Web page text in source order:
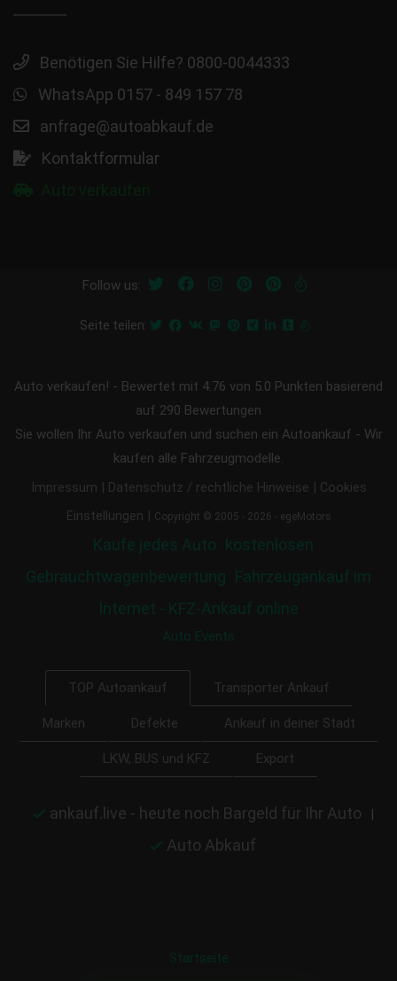
Benötigen Sie Hilfe? 0800-0044333
WhatsApp 0157 - 849 157 78
anfrage@autoabkauf.de
Kontaktformular
Follow us:
Seite teilen:
Auto verkaufen! - Bewertet mit 4.76 von 5.0 Punkten basierend
auf 290 Bewertungen
Sie wollen Ihr Auto verkaufen und suchen ein Autoankauf - Wir
kaufen alle Fahrzeugmodelle.
Impressum | Datenschutz / rechtliche Hinweise | Cookies
Einstellungen | Copyright © 2005 - 2026 - egeMotors
Kaufe jedes Auto kostenlosen
Gebrauchtwagenbewertung Fahrzeugankauf im
Internet - KFZ-Ankauf online
Auto Events
TOP Autoankauf Transporter Ankauf
Marken Defekte Ankauf in deiner Stadt
LKW, BUS und KFZ Export
ankauf.live - heute noch Bargeld für Ihr Auto |
Auto Abkauf
Startseite